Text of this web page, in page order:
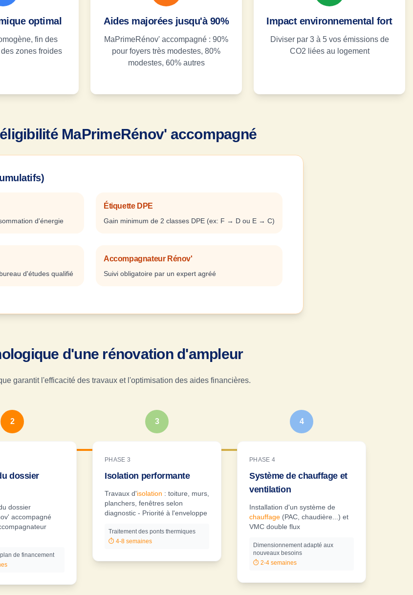
optimal
fin des
zones froides
Aides majorées jusqu'à 90%
MaPrimeRénov' accompagné : 90%
pour foyers très modestes, 80%
modestes, 60% autres
Impact environnemental fort
Diviser par 3 à 5 vos émissions de
CO2 liées au logement
MaPrimeRénov' accompagné
d'énergie
Étiquette DPE
Gain minimum de 2 classes DPE (ex: F → D ou E → C)
d'études qualifié
Accompagnateur Rénov'
Suivi obligatoire par un expert agréé
d'une rénovation d'ampleur
garantit l'efficacité des travaux et l'optimisation des aides financières.
2
dossier
dossier
accompagné
de financement
3
PHASE 3
Isolation performante
Travaux d'isolation : toiture, murs,
planchers, fenêtres selon
diagnostic - Priorité à l'enveloppe
Traitement des ponts thermiques
⏱️ 4-8 semaines
4
PHASE 4
Système de chauffage et
ventilation
Installation d'un système de
chauffage (PAC, chaudière...) et
VMC double flux
Dimensionnement adapté aux
nouveaux besoins
⏱️ 2-4 semaines